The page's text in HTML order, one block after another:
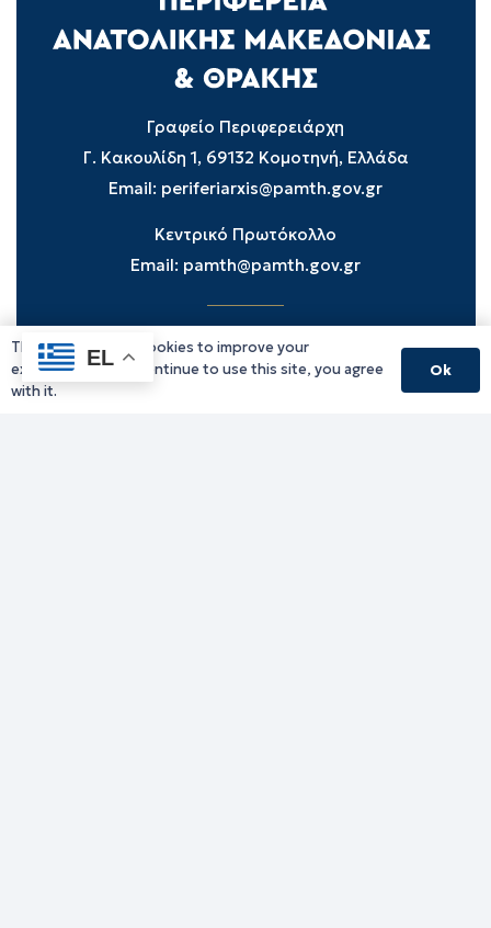
Γραφείο Περιφερειάρχη
Γ. Κακουλίδη 1, 69132 Κομοτηνή, Ελλάδα
Email: periferiarxis@pamth.gov.gr
Κεντρικό Πρωτόκολλο
Email: pamth@pamth.gov.gr
Υπηρεσίες Δράμας
Υπηρεσίες Καβάλας
EL
This website uses cookies to improve your
experience. If you continue to use this site, you agree
with it.
Ok